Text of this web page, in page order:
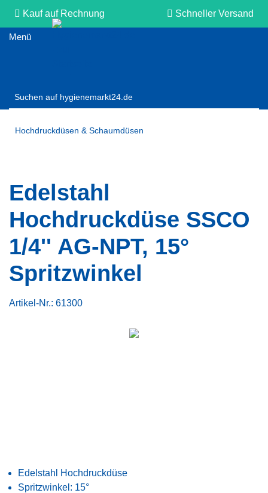
Kauf auf Rechnung Schneller Versand
Hochdruckdüsen & Schaumdüsen
Edelstahl
Hochdruckdüse SSCO
1/4'' AG-NPT, 15°
Spritzwinkel
Artikel-Nr.: 61300
Edelstahl Hochdruckdüse
Spritzwinkel: 15°